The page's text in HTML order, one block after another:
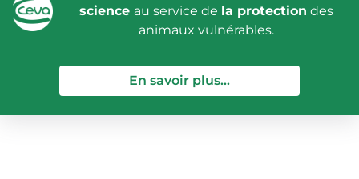
science au service de la protection des
animaux vulnérables.
En savoir plus...— Ceva Wildlife